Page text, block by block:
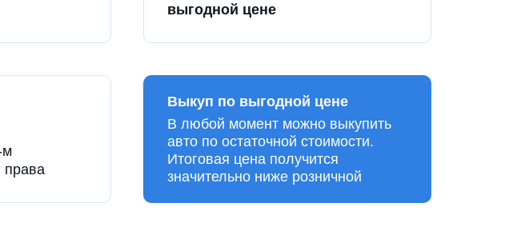
выгодной цене
м
права
В любой момент можно выкупить
авто по остаточной стоимости.
Итоговая цена получится
значительно ниже розничной
Выкуп по выгодной цене